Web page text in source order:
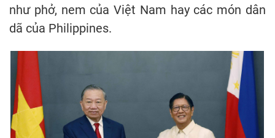
như phở, nem của Việt Nam hay các món dân
dã của Philippines.